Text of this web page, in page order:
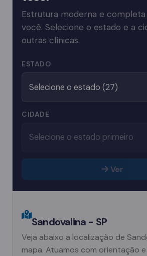
Estrutura moderna e
você. Selecione o estado e a
outras clínicas.
ESTADO
CIDADE
Ver
Sandovalina - SP
Veja abaixo a localização de
mapa. Atuamos com orientação e